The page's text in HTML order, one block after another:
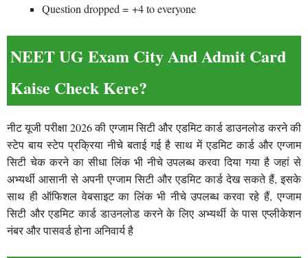
Question dropped = +4 to everyone
NEET UG Exam City And Admit Card
Kaise Check Kere?
नीट यूजी परीक्षा 2026 की एग्जाम सिटी और एडमिट कार्ड डाउनलोड करने की
स्टेप बाय स्टेप प्रक्रिया नीचे बताई गई है साथ में एडमिट कार्ड और एग्जाम
सिटी चेक करने का सीधा लिंक भी नीचे उपलब्ध करवा दिया गया है जहां से
अभ्यर्थी आसानी से अपनी एग्जाम सिटी और एडमिट कार्ड देख सकते हैं, इसके
साथ ही ऑफिशल वेबसाइट का लिंक भी नीचे उपलब्ध करवा रहे हैं, एग्जाम
सिटी और एडमिट कार्ड डाउनलोड करने के लिए अभ्यर्थी के पास एप्लीकेशन
नंबर और पासवर्ड होना अनिवार्य है